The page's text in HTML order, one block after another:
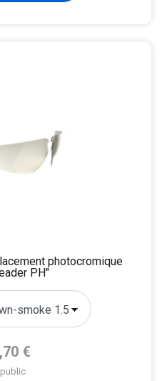
photocromique
PH"
de base
€
public